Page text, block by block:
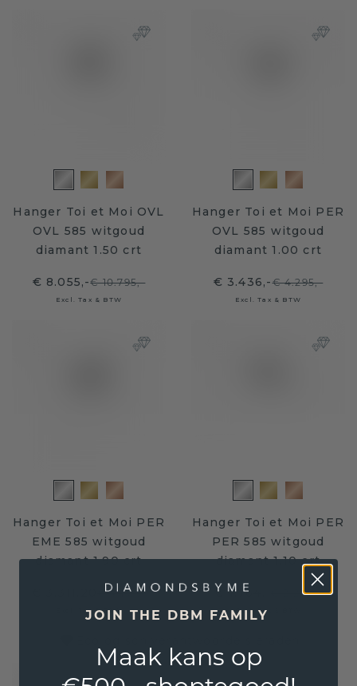
Hanger Toi et Moi OVL
OVL 585 witgoud
diamant 1.50 crt
€ 8.055,-€ 10.795,-
Excl. Tax & BTW
Hanger Toi et Moi PER
OVL 585 witgoud
diamant 1.00 crt
€ 3.436,-€ 4.295,-
Excl. Tax & BTW
Hanger Toi et Moi PER
EME 585 witgoud
diamant 1.90 crt
€ 4.139,-
Excl. Tax & BTW
Hanger Toi et Moi PER
PER 585 witgoud
diamant 1.10 crt
€ 1.764,- € 2.205,-
Excl. Tax & BTW
JOIN THE DBM FAMILY
Maak kans op